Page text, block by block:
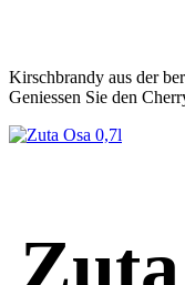
Kirschbrandy aus der
Geniessen Sie den